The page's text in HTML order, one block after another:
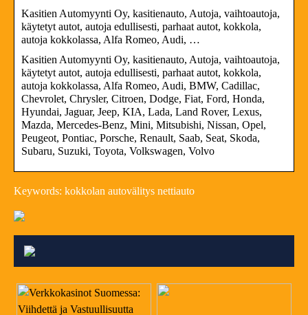
Kasitien Automyynti Oy, kasitienauto, Autoja, vaihtoautoja,
käytetyt autot, autoja edullisesti, parhaat autot, kokkola,
autoja kokkolassa, Alfa Romeo, Audi, …
Kasitien Automyynti Oy, kasitienauto, Autoja, vaihtoautoja,
käytetyt autot, autoja edullisesti, parhaat autot, kokkola,
autoja kokkolassa, Alfa Romeo, Audi, BMW, Cadillac,
Chevrolet, Chrysler, Citroen, Dodge, Fiat, Ford, Honda,
Hyundai, Jaguar, Jeep, KIA, Lada, Land Rover, Lexus,
Mazda, Mercedes-Benz, Mini, Mitsubishi, Nissan, Opel,
Peugeot, Pontiac, Porsche, Renault, Saab, Seat, Skoda,
Subaru, Suzuki, Toyota, Volkswagen, Volvo
Keywords: kokkolan autovälitys nettiauto